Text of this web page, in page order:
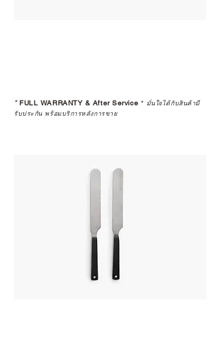
*FULL WARRANTY & After Service * มั่นใจได้กับสินค้ามี
รับประกัน พร้อมบริการหลังการขาย